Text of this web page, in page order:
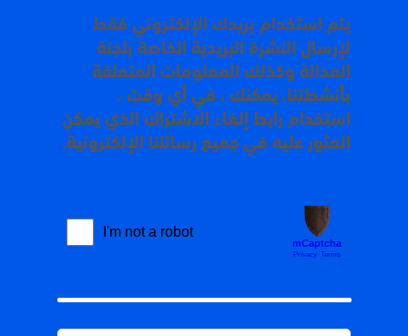
يتم استخدام بريدك الإلكتروني فقط
لإرسال النشرة البريدية الخاصة بلجنة
العدالة وكذلك المعلومات المتعلقة
بأنشطتنا. يمكنك ، في أي وقت ،
استخدام رابط إلغاء الاشتراك الذي يمكن
العثور عليه في جميع رسائلنا الإلكترونية.